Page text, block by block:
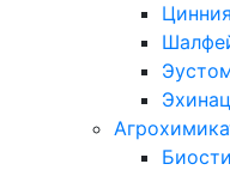
Цинния